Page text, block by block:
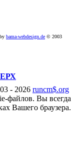
bama-webdesign.de © 2003
- 2026 runcm$.org
файлов. Вы всегда
Вашего браузера.